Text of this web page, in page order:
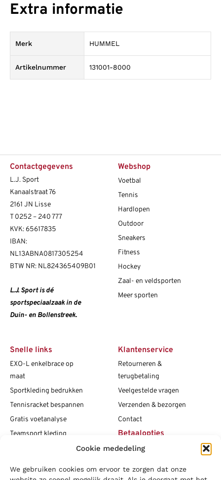
Cookie mededeling
We gebruiken cookies om ervoor te zorgen dat onze
Extra informatie
Merk HUMMEL
Artikelnummer 131001-8000
Contactgegevens
L.J. Sport
Kanaalstraat 76
2161 JN Lisse
T0252 – 240 777
KVK: 65617835
IBAN:
NL13ABNA0817305254
BTW NR: NL824365409B01
L.J. Sport is dé
sportspeciaalzaak in de
Duin- en Bollenstreek.
Webshop
Voetbal
Tennis
Hardlopen
Outdoor
Sneakers
Fitness
Hockey
Zaal- en veldsporten
Meer sporten
Snelle links
EXO-L enkelbrace op
maat
Sportkleding bedrukken
Tennisracket bespannen
Gratis voetanalyse
Teamsport kleding
Vacatures
Klantenservice
Retourneren &
terugbetaling
Veelgestelde vragen
Verzenden & bezorgen
Contact
Betaalopties
Social media